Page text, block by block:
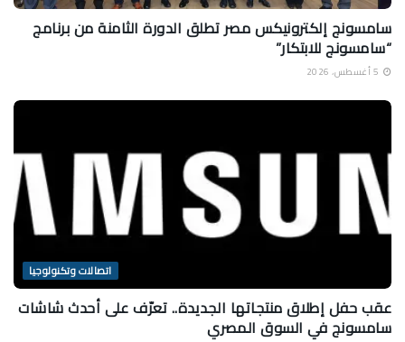
سامسونج إلكترونيكس مصر تطلق الدورة الثامنة من برنامج
“سامسونج للابتكار”
اتصالات وتكنولوجيا
عقب حفل إطلاق منتجاتها الجديدة.. تعرّف على أحدث شاشات
سامسونج في السوق المصري